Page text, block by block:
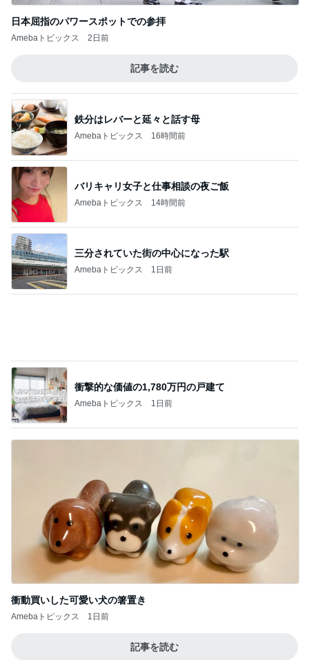
Amebaトピックス 14時間前
三分されていた街の中心になった駅
Amebaトピックス 1日前
衝撃的な価値の1,780万円の戸建て
Amebaトピックス 1日前
衝動買いした可愛い犬の箸置き
Amebaトピックス
夏に何度も作るネバネバ副菜
Amebaトピックス 13時間前
ジャンル人気記事ランキング
美容・スキンケア
才色兼備"億女キャバ嬢"みなちゃんの件。誹
謗中傷は本当に罪です！
れい(*´∀｀)の美容ブログ